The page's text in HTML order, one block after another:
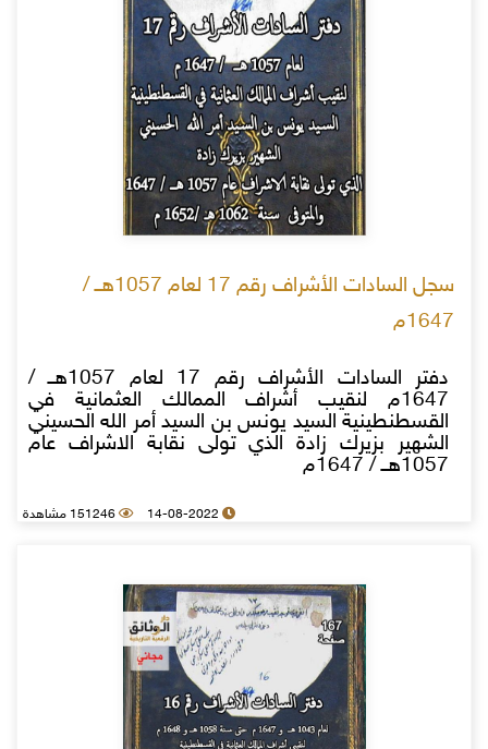
سجل السادات الأشراف رقم 17 لعام 1057هــ /
1647م
دفتر السادات الأشراف رقم 17 لعام 1057هــ /
1647م لنقيب أشراف الممالك العثمانية في
القسطنطينية السيد يونس بن السيد أمر الله الحسيني
الشهير بزيرك زادة الذي تولى نقابة الاشراف عام
1057هــ / 1647م
14-08-2022 151246 مشاهدة